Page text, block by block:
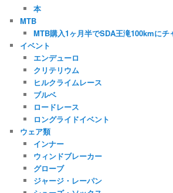
本
MTB
MTB購入1ヶ月半でSDA王滝100kmにチ
イベント
エンデューロ
クリテリウム
ヒルクライムレース
ブルベ
ロードレース
ロングライドイベント
ウェア類
インナー
ウィンドブレーカー
グローブ
ジャージ・レーパン